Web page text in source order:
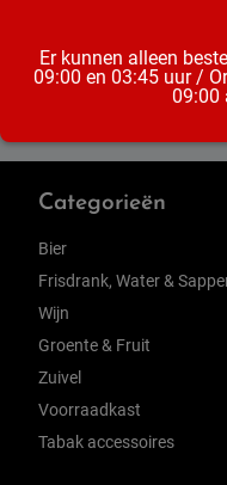
Categorieën
Bier
Frisdrank, Water &
Wijn
Groente & Fruit
Zuivel
Voorraadkast
Tabak accessoires
Er kunnen alleen
09:00 en 03:45 uur /
09:00